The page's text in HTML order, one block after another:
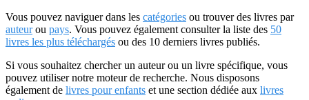
Vous pouvez naviguer dans les catégories ou trouver des livres par
auteurou pays. Vous pouvez également consulter la liste des 50
livres les plus téléchargés ou des 10 derniers livres publiés.
Si vous souhaitez chercher un auteur ou un livre spécifique, vous
pouvez utiliser notre moteur de recherche. Nous disposons
également de livres pour enfants et une section dédiée aux livres